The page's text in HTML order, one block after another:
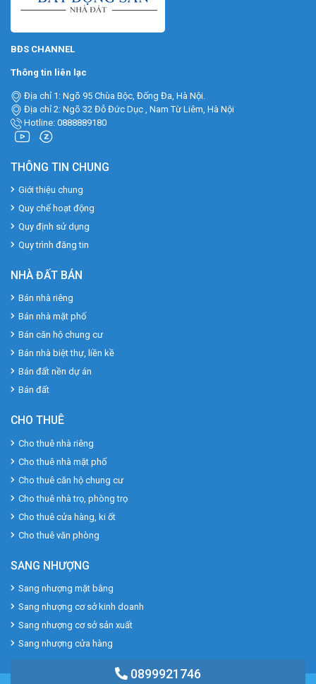
0899921746
BĐS CHANNEL
Thông tin liên lạc
Địa chỉ 1: Ngõ 95 Chùa Bộc, Đống Đa, Hà Nội.
Địa chỉ 2: Ngõ 32 Đỗ Đức Dục , Nam Từ Liêm, Hà Nội
Hotline: 0888889180
THÔNG TIN CHUNG
Giới thiệu chung
Quy chế hoạt động
Quy định sử dụng
Quy trình đăng tin
NHÀ ĐẤT BÁN
Bán nhà riêng
Bán nhà mặt phố
Bán căn hộ chung cư
Bán nhà biệt thự, liền kề
Bán đất nền dự án
Bán đất
CHO THUÊ
Cho thuê nhà riêng
Cho thuê nhà mặt phố
Cho thuê căn hộ chung cư
Cho thuê nhà trọ, phòng trọ
Cho thuê cửa hàng, ki ốt
Cho thuê văn phòng
SANG NHƯỢNG
Sang nhượng mặt bằng
Sang nhượng cơ sở kinh doanh
Sang nhượng cơ sở sản xuất
Sang nhượng cửa hàng